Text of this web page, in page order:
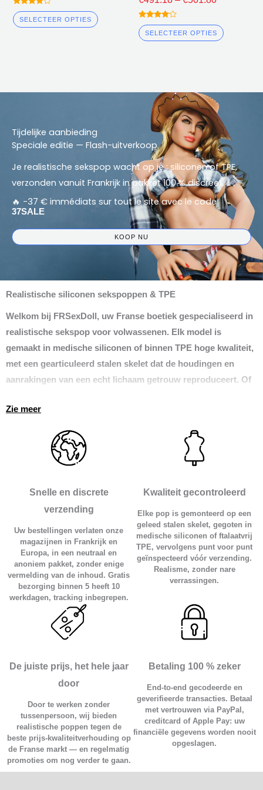
gewaarde
erd
4.00
SELECTEER OPTIES
gewaarde
erd
4.00
SELECTEER OPTIES
Tijdelijke aanbieding
Speciale editie — Flash-uitverkoop
Je realistische sekspop wacht op je : siliconen of TPE,
verzonden vanuit Frankrijk in pakket 100 % discreet.
🔥 −37 € immédiats sur tout le site avec le code
37SALE
KOOP NU
Realistische siliconen sekspoppen & TPE
Welkom bij FRSexDoll , uw Franse boetiek gespecialiseerd in
realistische sekspop voor volwassenen. Elk model is
gemaakt in medische siliconen of binnen TPE hoge kwaliteit,
met een gearticuleerd stalen skelet dat de houdingen en
aanrakingen van een echt lichaam getrouw reproduceert. Of
hier vindt u een ruime keuze geleverd
Vind de sekspop die bij jou past
kiezen. Ontdek onzesekspoppen per criterium :
Op maat: van compact formaat tot full-size modellen
van 150 heeft 168 cm.
Op onderwerp:siliconen ofTPE.
Op lichaamstype:realistisch,bochtig, dun ofBBW.
Op geslacht: vrouwelijke modellen,mannelijke
sekspop
of transseksueel
Bij de borstenz
om elk detail aan te passen
aan uw voorkeuren.
goedkope sekspopzonder het realisme op te
geven. Desiliconen, steviger en hittebestendiger, biedt
ultragedetailleerde huidweergave en vereenvoudigd
onderhoud. Beide materialen zijn veilig voor de huid ; uw
keuze zal afhangen van uw budget en het gewenste niveau
van realisme.
Zie meer
Snelle en discrete
verzending
Uw bestellingen verlaten onze
magazijnen in Frankrijk en
Europa, in een neutraal en
anoniem pakket, zonder enige
vermelding van de inhoud. Gratis
bezorging binnen 5 heeft 10
werkdagen, tracking inbegrepen.
Kwaliteit gecontroleerd
Elke pop is gemonteerd op een
geleed stalen skelet, gegoten in
medische siliconen of ftalaatvrij
TPE, vervolgens punt voor punt
geïnspecteerd vóór verzending.
Realisme, zonder nare
verrassingen.
De juiste prijs, het hele jaar
door
Door te werken zonder
tussenpersoon, wij bieden
realistische poppen tegen de
beste prijs-kwaliteitverhouding op
de Franse markt — en regelmatig
promoties om nog verder te gaan.
Betaling 100 % zeker
End-to-end gecodeerde en
geverifieerde transacties. Betaal
met vertrouwen via PayPal,
creditcard of Apple Pay: uw
financiële gegevens worden nooit
opgeslagen.